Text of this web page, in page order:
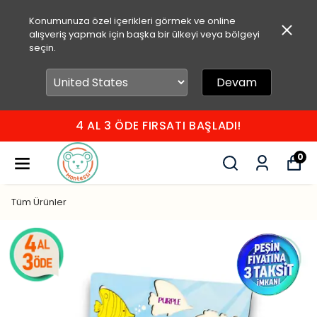
Konumunuza özel içerikleri görmek ve online
alışveriş yapmak için başka bir ülkeyi veya bölgeyi
seçin.
Devam
750 TL ÜZERİ ÜCRETSİZ KARGO
0
Tüm Ürünler